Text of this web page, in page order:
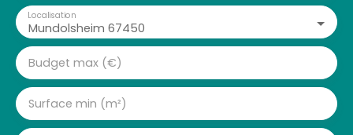
Mundolsheim 67450
Localisation
Budget max (€)
Surface min (m²)